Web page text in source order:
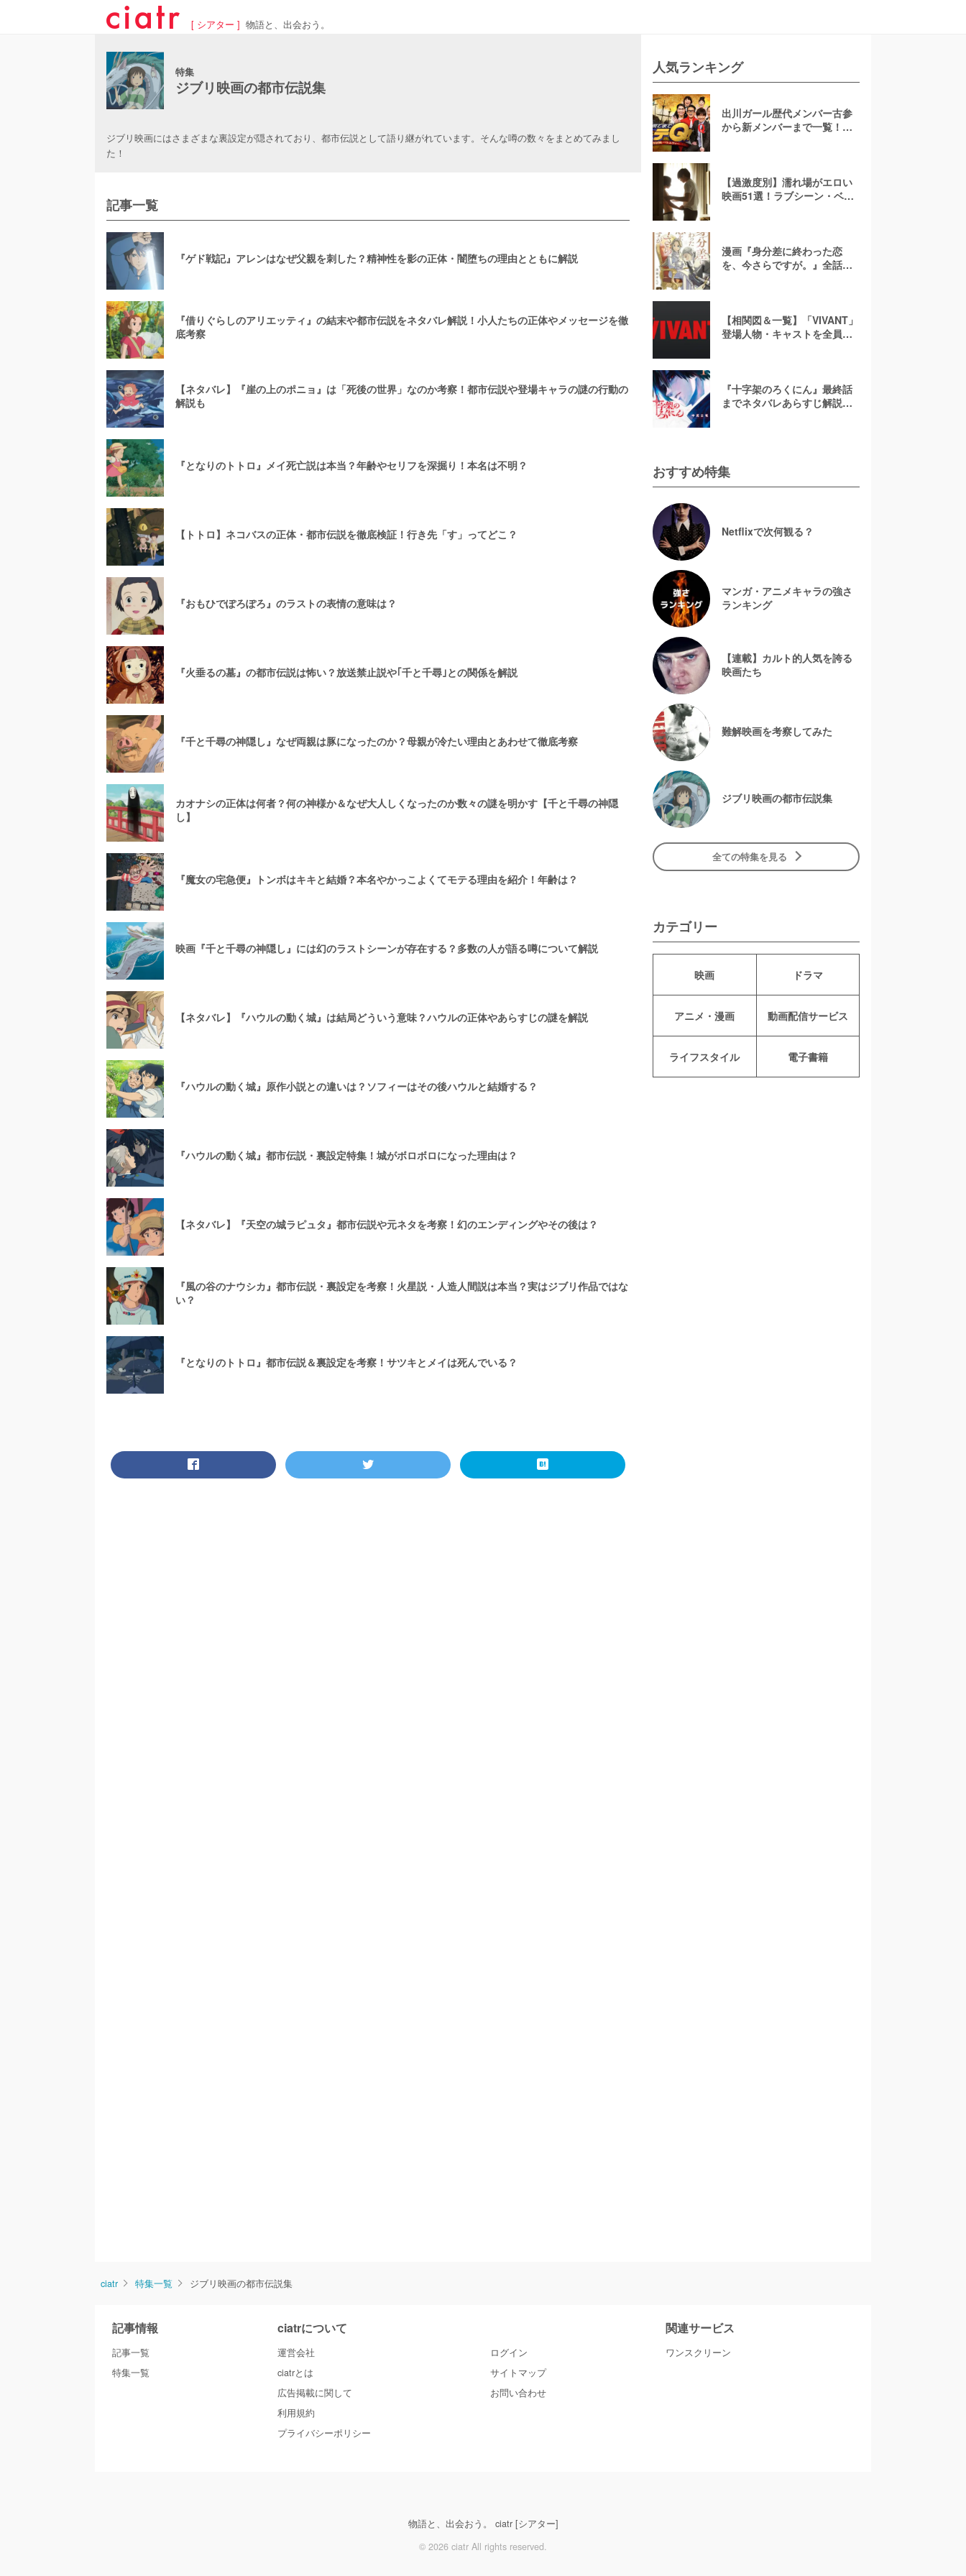
[ シアター ] 物語と、出会おう。
特集
ジブリ映画の都市伝説集
ジブリ映画にはさまざまな裏設定が隠されており、都市伝説として語り継がれています。そんな噂の数々をまとめてみまし
た！
記事一覧
『ゲド戦記』アレンはなぜ父親を刺した？精神性を影の正体・闇堕ちの理由とともに解説
『借りぐらしのアリエッティ』の結末や都市伝説をネタバレ解説！小人たちの正体やメッセージを徹
底考察
【ネタバレ】『崖の上のポニョ』は「死後の世界」なのか考察！都市伝説や登場キャラの謎の行動の
解説も
『となりのトトロ』メイ死亡説は本当？年齢やセリフを深掘り！本名は不明？
【トトロ】ネコバスの正体・都市伝説を徹底検証！行き先「す」ってどこ？
『おもひでぽろぽろ』のラストの表情の意味は？
『火垂るの墓』の都市伝説は怖い？放送禁止説や｢千と千尋｣との関係を解説
『千と千尋の神隠し』なぜ両親は豚になったのか？母親が冷たい理由とあわせて徹底考察
カオナシの正体は何者？何の神様か＆なぜ大人しくなったのか数々の謎を明かす【千と千尋の神隠
し】
『魔女の宅急便』トンボはキキと結婚？本名やかっこよくてモテる理由を紹介！年齢は？
映画『千と千尋の神隠し』には幻のラストシーンが存在する？多数の人が語る噂について解説
【ネタバレ】『ハウルの動く城』は結局どういう意味？ハウルの正体やあらすじの謎を解説
『ハウルの動く城』原作小説との違いは？ソフィーはその後ハウルと結婚する？
『ハウルの動く城』都市伝説・裏設定特集！城がボロボロになった理由は？
【ネタバレ】『天空の城ラピュタ』都市伝説や元ネタを考察！幻のエンディングやその後は？
『風の谷のナウシカ』都市伝説・裏設定を考察！火星説・人造人間説は本当？実はジブリ作品ではな
い？
『となりのトトロ』都市伝説＆裏設定を考察！サツキとメイは死んでいる？
人気ランキング
出川ガール歴代メンバー古参
から新メンバーまで一覧！現
【過激度別】濡れ場がエロい
映画51選！ラブシーン・ベッ
漫画『身分差に終わった恋
を、今さらですが。』全話ネ
【相関図＆一覧】「VIVANT」
登場人物・キャストを全員総
『十字架のろくにん』最終話
までネタバレあらすじ解説！
おすすめ特集
Netflixで次何観る？
マンガ・アニメキャラの強さ
ランキング
【連載】カルト的人気を誇る
映画たち
難解映画を考察してみた
ジブリ映画の都市伝説集
全ての特集を見る
カテゴリー
映画 ドラマ
アニメ・漫画 動画配信サービス
ライフスタイル 電子書籍
ciatr 特集一覧 ジブリ映画の都市伝説集
記事情報
記事一覧
特集一覧
ciatrについて
運営会社
ciatrとは
広告掲載に関して
利用規約
プライバシーポリシー
ログイン
サイトマップ
お問い合わせ
関連サービス
ワンスクリーン
物語と、出会おう。 ciatr [シアター]
© 2026 ciatr All rights reserved.